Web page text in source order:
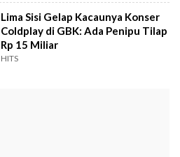
Lima Sisi Gelap Kacaunya Konser
Coldplay di GBK: Ada Penipu Tilap
Rp 15 Miliar
HITS